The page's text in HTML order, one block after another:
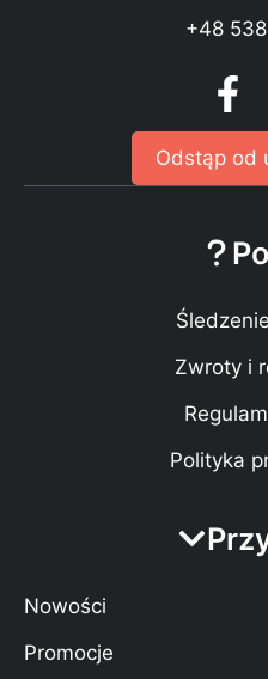
+48
Odstąp od
Zwroty i
Polityka
Nowości
Promocje